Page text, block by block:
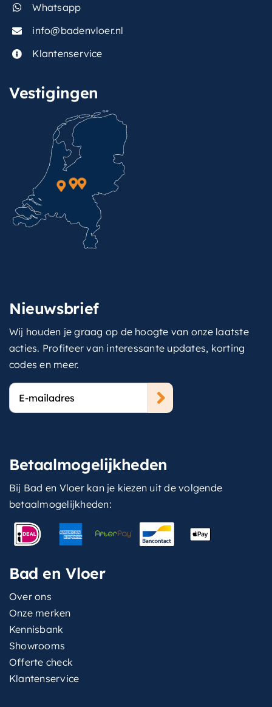
Whatsapp
info@badenvloer.nl
Klantenservice
Vestigingen
Nieuwsbrief
Wij houden je graag op de hoogte van onze laatste
acties. Profiteer van interessante updates, korting
codes en meer.
E-
mailadres
Betaalmogelijkheden
Bij Bad en Vloer kan je kiezen uit de volgende
betaalmogelijkheden:
Bad en Vloer
Over ons
Onze merken
Kennisbank
Showrooms
Offerte check
Klantenservice